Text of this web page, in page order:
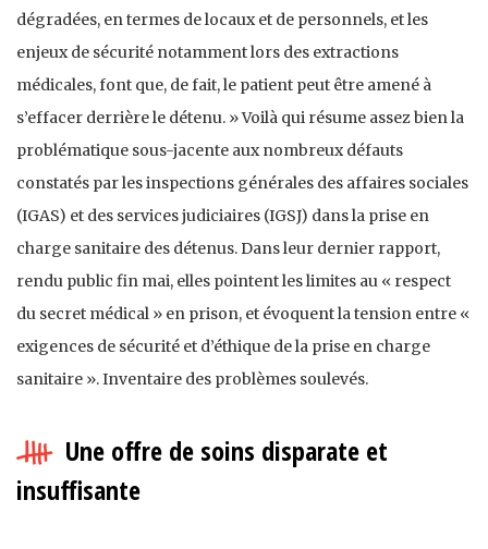
dégradées, en termes de locaux et de personnels, et les
enjeux de sécurité notamment lors des extractions
médicales, font que, de fait, le patient peut être amené à
s’effacer derrière le détenu. » Voilà qui résume assez bien la
problématique sous-jacente aux nombreux défauts
constatés par les inspections générales des affaires sociales
(IGAS) et des services judiciaires (IGSJ) dans la prise en
charge sanitaire des détenus. Dans leur dernier rapport,
rendu public fin mai, elles pointent les limites au « respect
du secret médical » en prison, et évoquent la tension entre «
exigences de sécurité et d’éthique de la prise en charge
sanitaire ». Inventaire des problèmes soulevés.
Une offre de soins disparate et
insuffisante